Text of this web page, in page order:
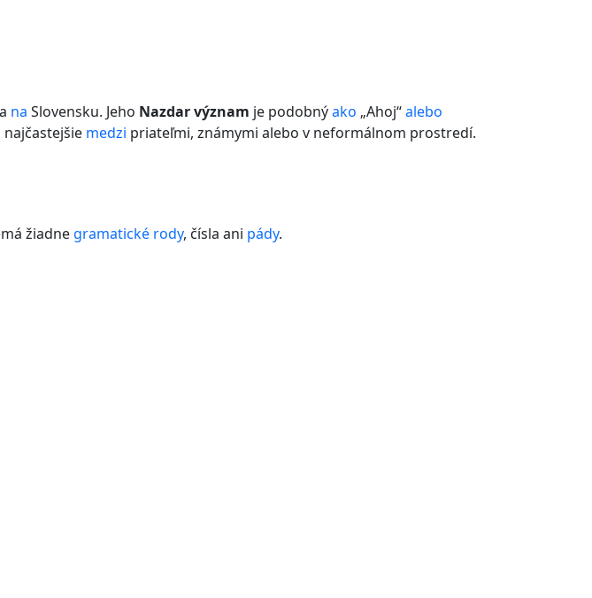
na Slovensku. Jeho Nazdar význam je podobnýako „Ahoj“alebo
medzi priateľmi, známymi alebo v neformálnom prostredí.
žiadne gramatické rody, čísla ani pády.